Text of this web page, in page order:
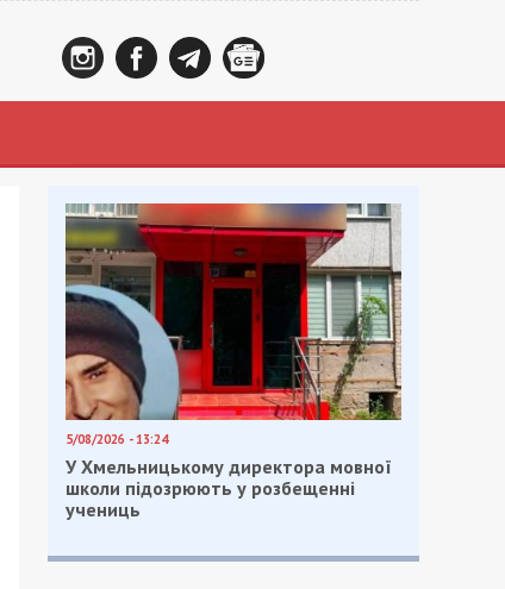
5/08/2026 - 13:24
У Хмельницькому директора мовної
школи підозрюють у розбещенні
учениць